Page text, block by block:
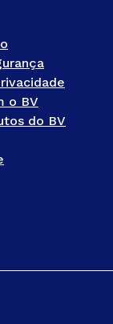
o BV
do BV